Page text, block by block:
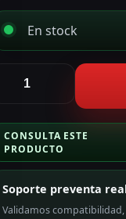
En stock
CONSULTA ESTE
PRODUCTO
Soporte preventa
Validamos